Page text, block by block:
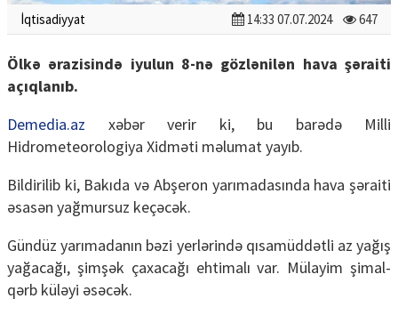
İqtisadiyyat 14:33 07.07.2024 647
Ölkə ərazisində iyulun 8-nə gözlənilən hava şəraiti
açıqlanıb.
Demedia.az xəbər verir ki, bu barədə Milli
Hidrometeorologiya Xidməti məlumat yayıb.
Bildirilib ki, Bakıda və Abşeron yarımadasında hava şəraiti
əsasən yağmursuz keçəcək.
Gündüz yarımadanın bəzi yerlərində qısamüddətli az yağış
yağacağı, şimşək çaxacağı ehtimalı var. Mülayim şimal-
qərb küləyi əsəcək.